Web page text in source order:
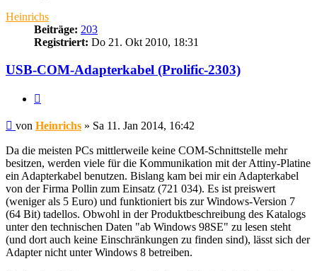
Heinrichs
Beiträge: 203
Registriert: Do 21. Okt 2010, 18:31
USB-COM-Adapterkabel (Prolific-2303)
Beitrag
von Heinrichs » Sa 11. Jan 2014, 16:42
Da die meisten PCs mittlerweile keine COM-Schnittstelle mehr
besitzen, werden viele für die Kommunikation mit der Attiny-Platine
ein Adapterkabel benutzen. Bislang kam bei mir ein Adapterkabel
von der Firma Pollin zum Einsatz (721 034). Es ist preiswert
(weniger als 5 Euro) und funktioniert bis zur Windows-Version 7
(64 Bit) tadellos. Obwohl in der Produktbeschreibung des Katalogs
unter den technischen Daten "ab Windows 98SE" zu lesen steht
(und dort auch keine Einschränkungen zu finden sind), lässt sich der
Adapter nicht unter Windows 8 betreiben.